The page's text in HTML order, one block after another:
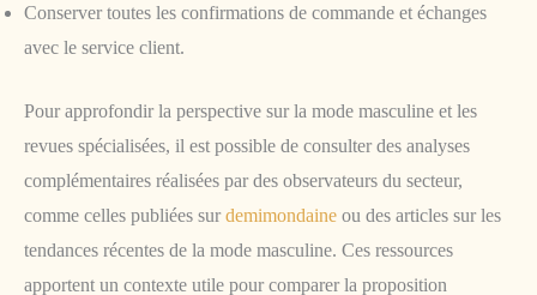
Conserver toutes les confirmations de commande et échanges
avec le service client.
Pour approfondir la perspective sur la mode masculine et les
revues spécialisées, il est possible de consulter des analyses
complémentaires réalisées par des observateurs du secteur,
comme celles publiées sur demimondaine ou des articles sur les
tendances récentes de la mode masculine. Ces ressources
apportent un contexte utile pour comparer la proposition